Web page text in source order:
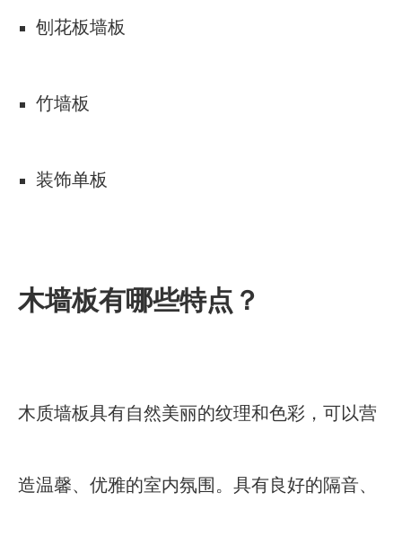
刨花板墙板
竹墙板
装饰单板
木墙板有哪些特点？
木质墙板具有自然美丽的纹理和色彩，可以营
造温馨、优雅的室内氛围。具有良好的隔音、